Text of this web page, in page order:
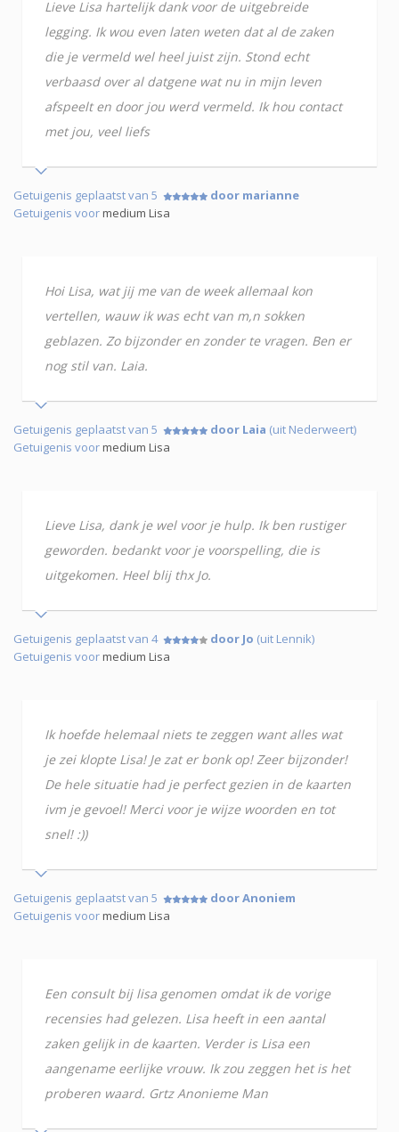
Lieve Lisa hartelijk dank voor de uitgebreide
legging. Ik wou even laten weten dat al de zaken
die je vermeld wel heel juist zijn. Stond echt
verbaasd over al datgene wat nu in mijn leven
afspeelt en door jou werd vermeld. Ik hou contact
met jou, veel liefs
Getuigenis geplaatst van 5
door marianne
Getuigenis voormedium Lisa
Hoi Lisa, wat jij me van de week allemaal kon
vertellen, wauw ik was echt van m,n sokken
geblazen. Zo bijzonder en zonder te vragen. Ben er
nog stil van. Laia.
Getuigenis geplaatst van 5 door Laia (uit Nederweert)
Getuigenis voormedium Lisa
Lieve Lisa, dank je wel voor je hulp. Ik ben rustiger
geworden. bedankt voor je voorspelling, die is
uitgekomen. Heel blij thx Jo.
Getuigenis geplaatst van 4 door Jo (uit Lennik)
Getuigenis voormedium Lisa
Ik hoefde helemaal niets te zeggen want alles wat
je zei klopte Lisa! Je zat er bonk op! Zeer bijzonder!
De hele situatie had je perfect gezien in de kaarten
ivm je gevoel! Merci voor je wijze woorden en tot
snel! :))
Getuigenis geplaatst van 5
door Anoniem
Getuigenis voormedium Lisa
Een consult bij lisa genomen omdat ik de vorige
recensies had gelezen. Lisa heeft in een aantal
zaken gelijk in de kaarten. Verder is Lisa een
aangename eerlijke vrouw. Ik zou zeggen het is het
proberen waard. Grtz Anonieme Man